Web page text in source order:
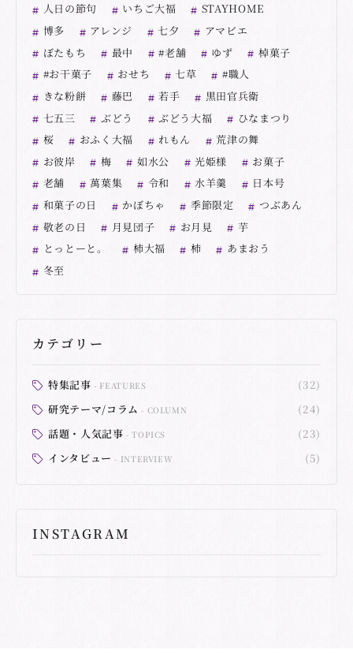
人日の節句
いちご大福
STAYHOME
博多
アレンジ 七夕
アマビエ
ぼたもち
最中 #老舗 ゆず
棹菓子
#お干菓子
おせち 七草
#職人
きな粉餅
藤巴 若手
黒田官兵衛
七五三
ぶどう ぶどう大福
ひなまつり
桜
おふく大福 れもん
荒津の舞
お彼岸
梅 如水公 光姫様
お菓子
老舗
萬葉集 令和 水羊羹
日本号
和菓子の日
かぼちゃ 季節限定
つぶあん
敬老の日
月見団子 お月見
芋
とっとーと。
柿大福 柿
あまおう
冬至
カテゴリー
特集記事 FEATURES
(32)
研究テーマ/コラム
COLUMN
(24)
話題・人気記事
TOPICS
(23)
インタビュー
INTERVIEW (5)
INSTAGRAM